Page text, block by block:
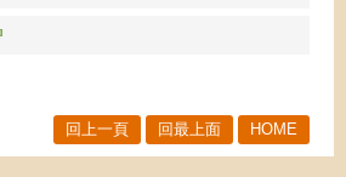
回上一頁 回最上面 HOME